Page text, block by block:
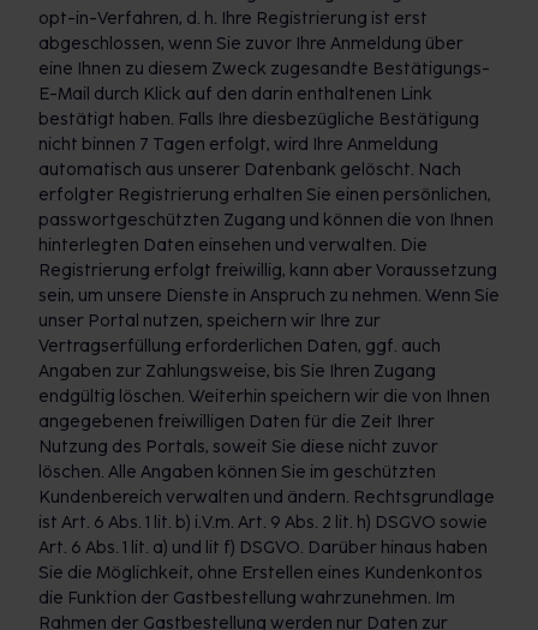
opt-in-Verfahren, d. h. Ihre Registrierung ist erst
abgeschlossen, wenn Sie zuvor Ihre Anmeldung über
eine Ihnen zu diesem Zweck zugesandte Bestätigungs-
E-Mail durch Klick auf den darin enthaltenen Link
bestätigt haben. Falls Ihre diesbezügliche Bestätigung
nicht binnen 7 Tagen erfolgt, wird Ihre Anmeldung
automatisch aus unserer Datenbank gelöscht. Nach
erfolgter Registrierung erhalten Sie einen persönlichen,
passwortgeschützten Zugang und können die von Ihnen
hinterlegten Daten einsehen und verwalten. Die
Registrierung erfolgt freiwillig, kann aber Voraussetzung
sein, um unsere Dienste in Anspruch zu nehmen. Wenn Sie
unser Portal nutzen, speichern wir Ihre zur
Vertragserfüllung erforderlichen Daten, ggf. auch
Angaben zur Zahlungsweise, bis Sie Ihren Zugang
endgültig löschen. Weiterhin speichern wir die von Ihnen
angegebenen freiwilligen Daten für die Zeit Ihrer
Nutzung des Portals, soweit Sie diese nicht zuvor
löschen. Alle Angaben können Sie im geschützten
Kundenbereich verwalten und ändern. Rechtsgrundlage
ist Art. 6 Abs. 1 lit. b) i.V.m. Art. 9 Abs. 2 lit. h) DSGVO sowie
Art. 6 Abs. 1 lit. a) und lit f) DSGVO. Darüber hinaus haben
Sie die Möglichkeit, ohne Erstellen eines Kundenkontos
die Funktion der Gastbestellung wahrzunehmen. Im
Rahmen der Gastbestellung werden nur Daten zur